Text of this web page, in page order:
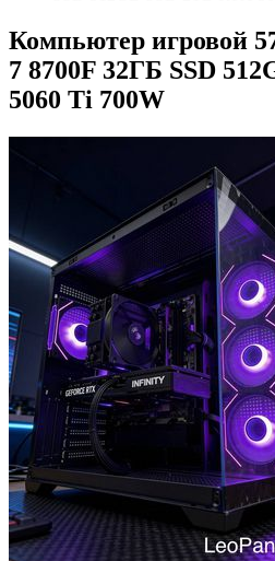
Компьютер игровой
7 8700F 32ГБ SSD
5060 Ti 700W